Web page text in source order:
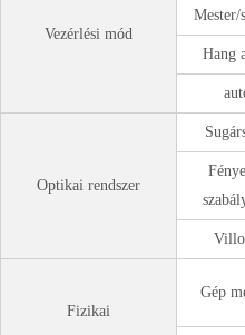
Vezérlési mód
Mester/
Hang
Optikai rendszer
Fizikai
Gép